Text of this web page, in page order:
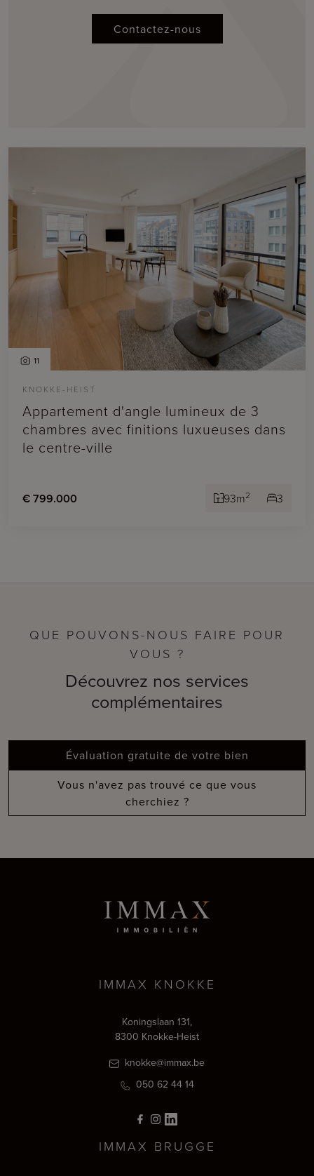
Contactez-nous
11
KNOKKE-HEIST
Appartement d'angle lumineux de 3
chambres avec finitions luxueuses dans
le centre-ville
€ 799.000 93m2 3
QUE POUVONS-NOUS FAIRE POUR
VOUS ?
Découvrez nos services
complémentaires
Évaluation gratuite de votre bien
Vous n'avez pas trouvé ce que vous
cherchiez ?
IMMAX KNOKKE
Koningslaan 131,
8300 Knokke-Heist
knokke@immax.be
050 62 44 14
IMMAX BRUGGE